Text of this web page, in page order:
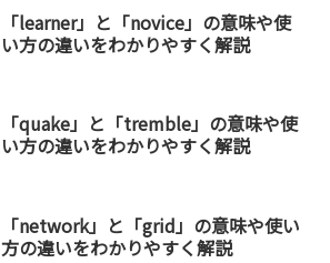
「learner」と「novice」の意味や使
い方の違いをわかりやすく解説
「quake」と「tremble」の意味や使
い方の違いをわかりやすく解説
「network」と「grid」の意味や使い
方の違いをわかりやすく解説